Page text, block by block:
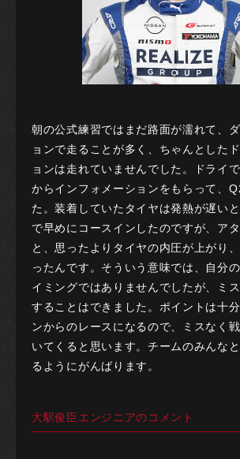
朝の公式練習ではまだ路面が濡れて、
ョンで走ることが多く、ちゃんとした
ョンは走れていませんでした。ドライ
からインフォメーションをもらって、
た。装着していたタイヤは発熱が遅い
で早めにコースインしたのですが、ア
と、思ったよりタイヤの内圧が上がり
ったんです。そういう意味では、自分
イミングではありませんでしたが、ミ
することはできました。ポイントは十
ンからのレースになるので、ミスなく
いてくると思います。チームのみんな
るようにがんばります。
大駅俊臣エンジニアのコメント